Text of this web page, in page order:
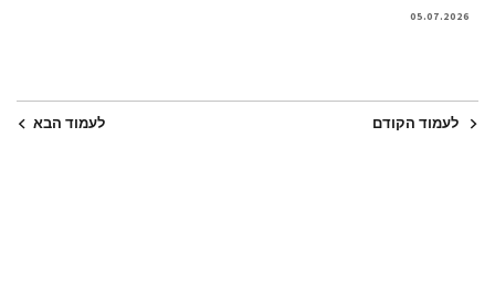
05.07.2026
לעמוד הקודם לעמוד הבא